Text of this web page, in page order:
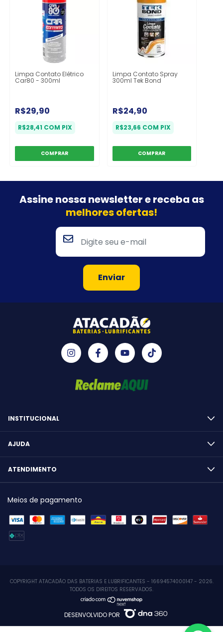
Limpa Contato Elétrico
Car80 - 300ml
R$29,90
R$28,41 COM PIX
Limpa Contato Spray
300ml Tek Bond
R$24,90
R$23,66 COM PIX
Assine nossa newsletter ereceba as
melhores ofertas!
INSTITUCIONAL
AJUDA
ATENDIMENTO
Meios de pagamento
COPYRIGHT ATACADÃO DAS BATERIAS E LUBRIFICANTES - 16694574000147 - 2026.
TODOS OS DIREITOS RESERVADOS.
DESENVOLVIDO POR